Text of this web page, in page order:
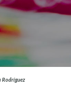
Rodríguez